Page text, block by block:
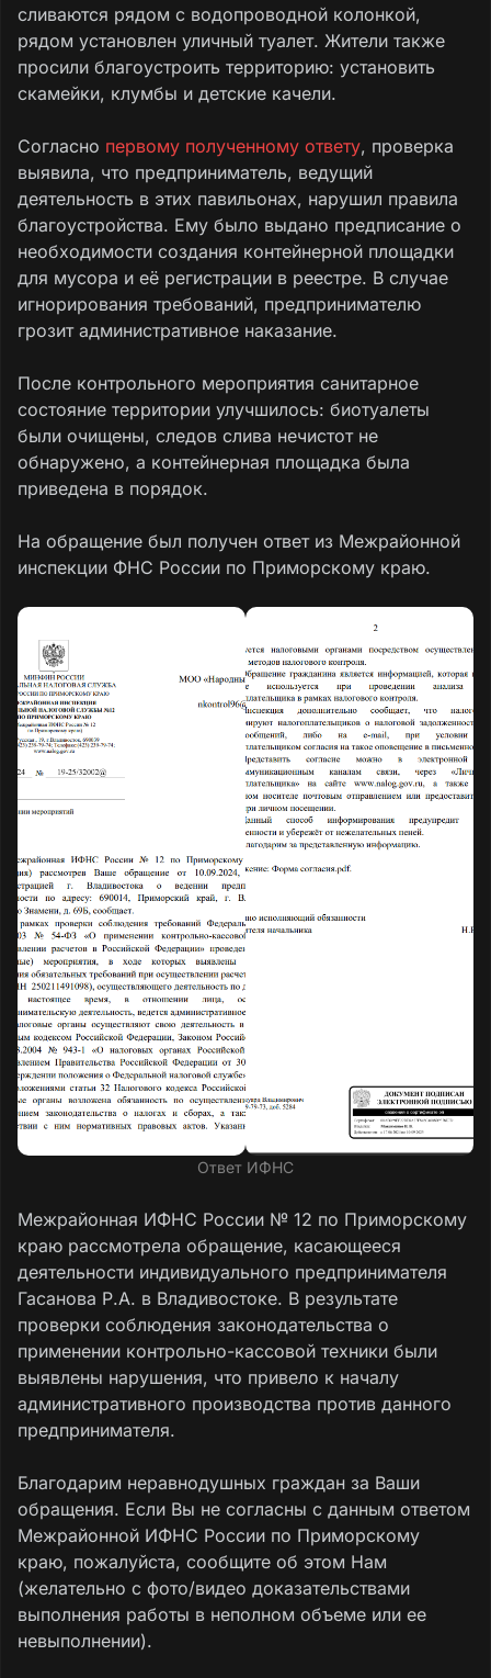
сливаются рядом с водопроводной колонкой,
рядом установлен уличный туалет. Жители также
просили благоустроить территорию: установить
скамейки, клумбы и детские качели.
Согласно первому полученному ответу, проверка
выявила, что предприниматель, ведущий
деятельность в этих павильонах, нарушил правила
благоустройства. Ему было выдано предписание о
необходимости создания контейнерной площадки
для мусора и её регистрации в реестре. В случае
игнорирования требований, предпринимателю
грозит административное наказание.
После контрольного мероприятия санитарное
состояние территории улучшилось: биотуалеты
были очищены, следов слива нечистот не
обнаружено, а контейнерная площадка была
приведена в порядок.
На обращение был получен ответ из Межрайонной
инспекции ФНС России по Приморскому краю.
Ответ ИФНС
Межрайонная ИФНС России № 12 по Приморскому
краю рассмотрела обращение, касающееся
деятельности индивидуального предпринимателя
Гасанова Р.А. в Владивостоке. В результате
проверки соблюдения законодательства о
применении контрольно-кассовой техники были
выявлены нарушения, что привело к началу
административного производства против данного
предпринимателя.
Благодарим неравнодушных граждан за Ваши
обращения. Если Вы не согласны с данным ответом
Межрайонной ИФНС России по Приморскому
краю, пожалуйста, сообщите об этом Нам
(желательно с фото/видео доказательствами
выполнения работы в неполном объеме или ее
невыполнении).